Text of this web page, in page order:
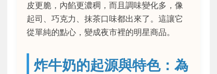
皮更脆，內餡更濃稠，而且調味變化多，像
起司、巧克力、抹茶口味都出來了。這讓它
從單純的點心，變成夜市裡的明星商品。
炸牛奶的起源與特色：為